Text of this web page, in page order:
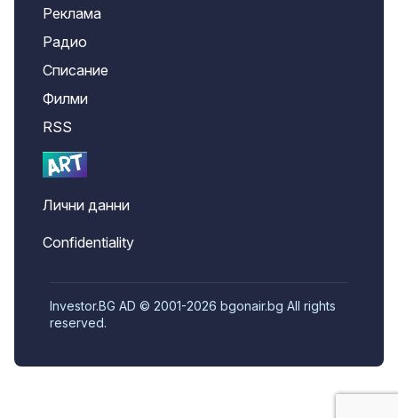
Реклама
Радио
Списание
Филми
RSS
Лични данни
Confidentiality
Investor.BG AD © 2001-2026 bgonair.bg All rights
reserved.